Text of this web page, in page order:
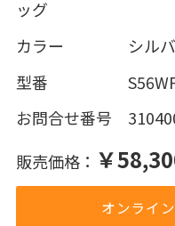
ッグ
カラー シルバ
型番
お問合せ番号
販売価格： ￥
オンライ